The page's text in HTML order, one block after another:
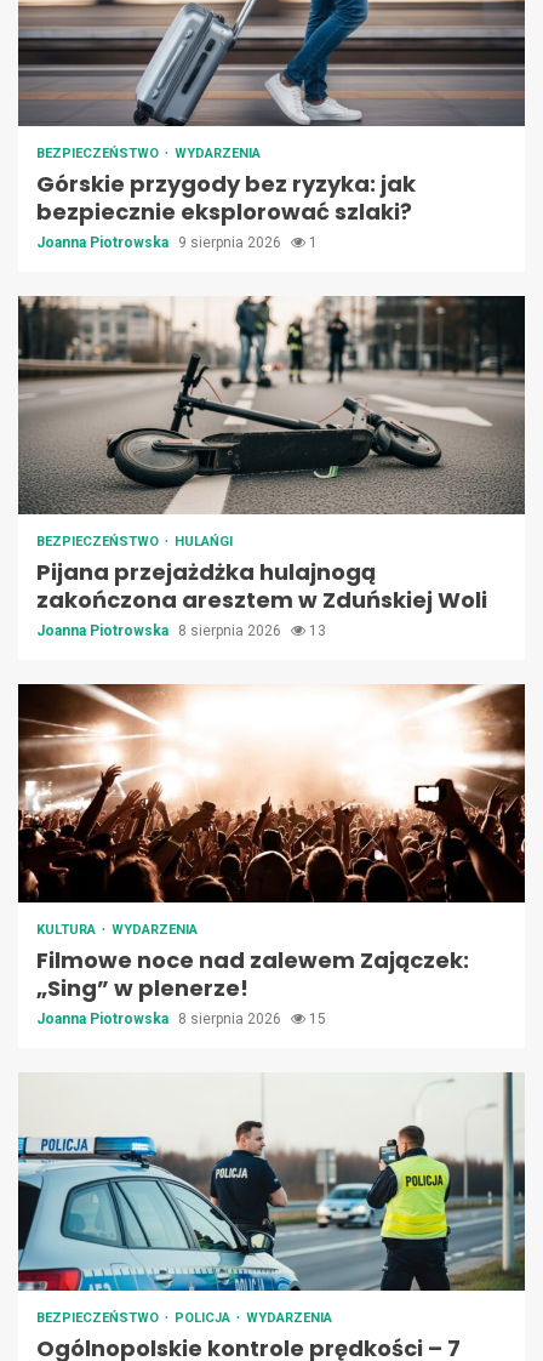
BEZPIECZEŃSTWO WYDARZENIA
Górskie przygody bez ryzyka: jak
bezpiecznie eksplorować szlaki?
Joanna Piotrowska 9 sierpnia 2026 1
BEZPIECZEŃSTWO HULAŃGI
Pijana przejażdżka hulajnogą
zakończona aresztem w Zduńskiej Woli
Joanna Piotrowska 8 sierpnia 2026 13
KULTURA WYDARZENIA
Filmowe noce nad zalewem Zajączek:
„Sing” w plenerze!
Joanna Piotrowska 8 sierpnia 2026 15
BEZPIECZEŃSTWO POLICJA WYDARZENIA
Ogólnopolskie kontrole prędkości – 7